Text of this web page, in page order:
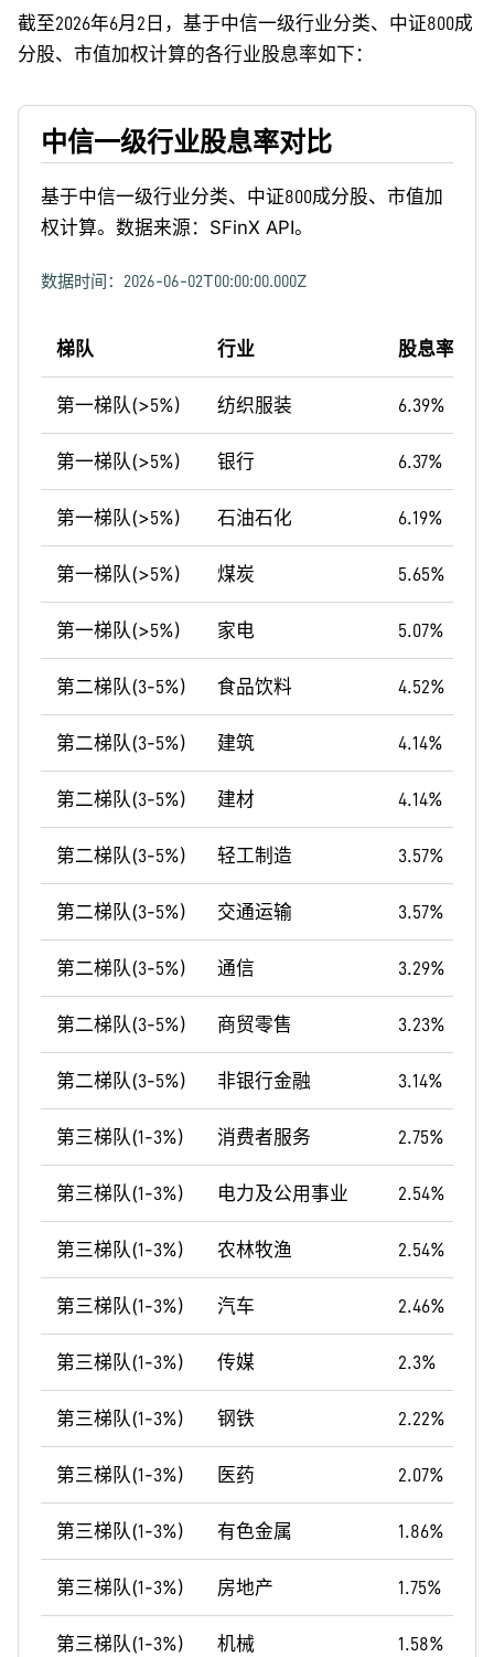
截至2026年6月2日，基于中信一级行业分类、中证800成
分股、市值加权计算的各行业股息率如下：
中信一级行业股息率对比
基于中信一级行业分类、中证800成分股、市值加
权计算。数据来源：SFinX API。
数据时间： 2026-06-02T00:00:00.000Z
梯队 行业 股息率（%
第一梯队(>5%) 纺织服装 6.39%
第一梯队(>5%) 银行 6.37%
第一梯队(>5%) 石油石化 6.19%
第一梯队(>5%) 煤炭 5.65%
第一梯队(>5%) 家电 5.07%
第二梯队(3-5%) 食品饮料 4.52%
第二梯队(3-5%) 建筑 4.14%
第二梯队(3-5%) 建材 4.14%
第二梯队(3-5%) 轻工制造 3.57%
第二梯队(3-5%) 交通运输 3.57%
第二梯队(3-5%) 通信 3.29%
第二梯队(3-5%) 商贸零售 3.23%
第二梯队(3-5%) 非银行金融 3.14%
第三梯队(1-3%) 消费者服务 2.75%
第三梯队(1-3%) 电力及公用事业 2.54%
第三梯队(1-3%) 农林牧渔 2.54%
第三梯队(1-3%) 汽车 2.46%
第三梯队(1-3%) 传媒 2.3%
第三梯队(1-3%) 钢铁 2.22%
第三梯队(1-3%) 医药 2.07%
第三梯队(1-3%) 有色金属 1.86%
第三梯队(1-3%) 房地产 1.75%
第三梯队(1-3%) 机械 1.58%